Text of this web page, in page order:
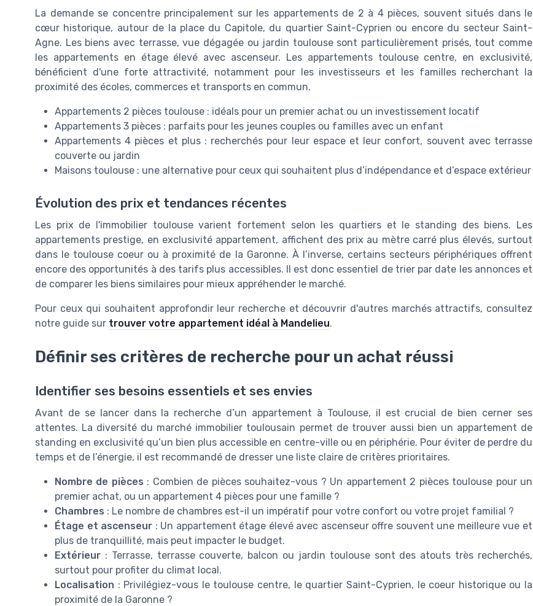
La demande se concentre principalement sur les appartements de 2 à 4 pièces, souvent situés dans le
cœur historique, autour de la place du Capitole, du quartier Saint-Cyprien ou encore du secteur Saint-
Agne. Les biens avec terrasse, vue dégagée ou jardin toulouse sont particulièrement prisés, tout comme
les appartements en étage élevé avec ascenseur. Les appartements toulouse centre, en exclusivité,
bénéficient d'une forte attractivité, notamment pour les investisseurs et les familles recherchant la
proximité des écoles, commerces et transports en commun.
Appartements 2 pièces toulouse : idéals pour un premier achat ou un investissement locatif
Appartements 3 pièces : parfaits pour les jeunes couples ou familles avec un enfant
Appartements 4 pièces et plus : recherchés pour leur espace et leur confort, souvent avec terrasse
couverte ou jardin
Maisons toulouse : une alternative pour ceux qui souhaitent plus d’indépendance et d’espace extérieur
Évolution des prix et tendances récentes
Les prix de l'immobilier toulouse varient fortement selon les quartiers et le standing des biens. Les
appartements prestige, en exclusivité appartement, affichent des prix au mètre carré plus élevés, surtout
dans le toulouse coeur ou à proximité de la Garonne. À l’inverse, certains secteurs périphériques offrent
encore des opportunités à des tarifs plus accessibles. Il est donc essentiel de trier par date les annonces et
de comparer les biens similaires pour mieux appréhender le marché.
Pour ceux qui souhaitent approfondir leur recherche et découvrir d'autres marchés attractifs, consultez
notre guide sur trouver votre appartement idéal à Mandelieu.
Définir ses critères de recherche pour un achat réussi
Identifier ses besoins essentiels et ses envies
Avant de se lancer dans la recherche d’un appartement à Toulouse, il est crucial de bien cerner ses
attentes. La diversité du marché immobilier toulousain permet de trouver aussi bien un appartement de
standing en exclusivité qu’un bien plus accessible en centre-ville ou en périphérie. Pour éviter de perdre du
temps et de l’énergie, il est recommandé de dresser une liste claire de critères prioritaires.
Nombre de pièces : Combien de pièces souhaitez-vous ? Un appartement 2 pièces toulouse pour un
premier achat, ou un appartement 4 pièces pour une famille ?
Chambres : Le nombre de chambres est-il un impératif pour votre confort ou votre projet familial ?
Étage et ascenseur : Un appartement étage élevé avec ascenseur offre souvent une meilleure vue et
plus de tranquillité, mais peut impacter le budget.
Extérieur : Terrasse, terrasse couverte, balcon ou jardin toulouse sont des atouts très recherchés,
surtout pour profiter du climat local.
Localisation : Privilégiez-vous le toulouse centre, le quartier Saint-Cyprien, le coeur historique ou la
proximité de la Garonne ?